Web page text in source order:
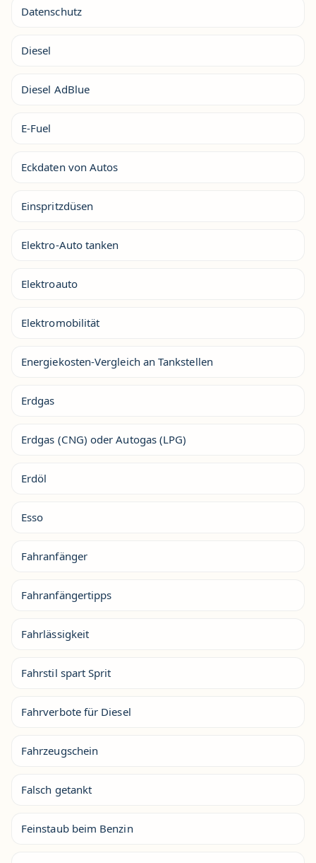
Datenschutz
Diesel
Diesel AdBlue
E-Fuel
Eckdaten von Autos
Einspritzdüsen
Elektro-Auto tanken
Elektroauto
Elektromobilität
Energiekosten-Vergleich an Tankstellen
Erdgas
Erdgas (CNG) oder Autogas (LPG)
Erdöl
Esso
Fahranfänger
Fahranfängertipps
Fahrlässigkeit
Fahrstil spart Sprit
Fahrverbote für Diesel
Fahrzeugschein
Falsch getankt
Feinstaub beim Benzin